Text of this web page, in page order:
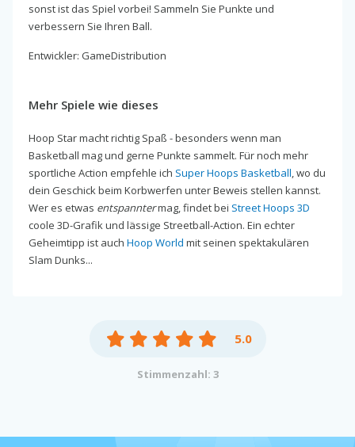
sonst ist das Spiel vorbei! Sammeln Sie Punkte und
verbessern Sie Ihren Ball.
Entwickler: GameDistribution
Mehr Spiele wie dieses
Hoop Star macht richtig Spaß - besonders wenn man
Basketball mag und gerne Punkte sammelt. Für noch mehr
sportliche Action empfehle ich Super Hoops Basketball, wo du
dein Geschick beim Korbwerfen unter Beweis stellen kannst.
Wer es etwas entspanntermag, findet bei Street Hoops 3D
coole 3D-Grafik und lässige Streetball-Action. Ein echter
Geheimtipp ist auch Hoop World mit seinen spektakulären
Slam Dunks...
5.0
Stimmenzahl: 3